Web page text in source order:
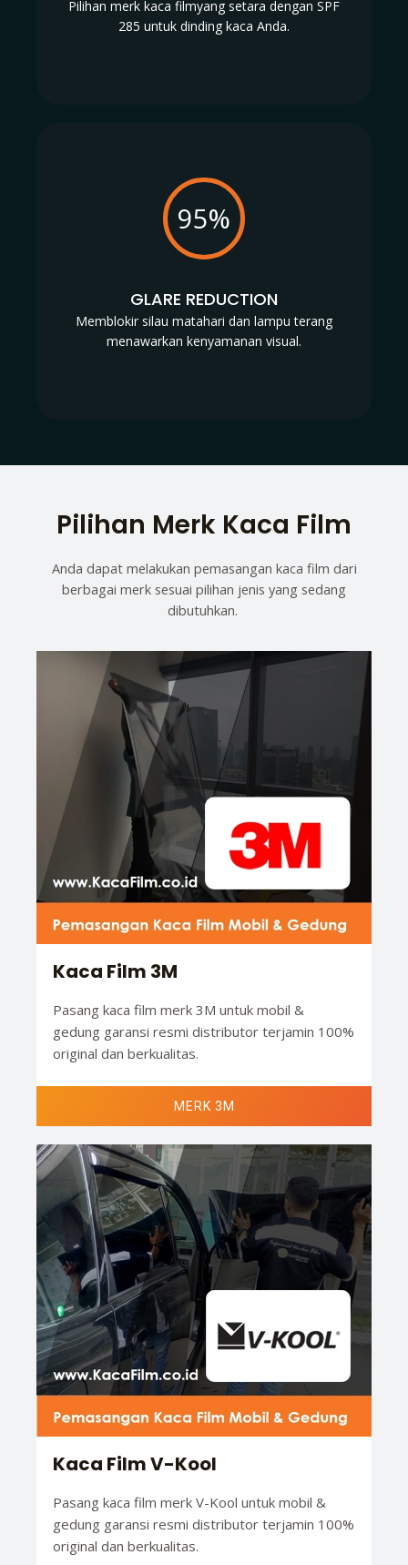
Pilihan merk kaca filmyang setara dengan SPF
285 untuk dinding kaca Anda.
95%
GLARE REDUCTION
Memblokir silau matahari dan lampu terang
menawarkan kenyamanan visual.
Pilihan Merk Kaca Film
Anda dapat melakukan pemasangan kaca film dari
berbagai merk sesuai pilihan jenis yang sedang
dibutuhkan.
Kaca Film 3M
Pasang kaca film merk 3M untuk mobil &
gedung garansi resmi distributor terjamin 100%
original dan berkualitas.
MERK 3M
Kaca Film V-Kool
Pasang kaca film merk V-Kool untuk mobil &
gedung garansi resmi distributor terjamin 100%
original dan berkualitas.